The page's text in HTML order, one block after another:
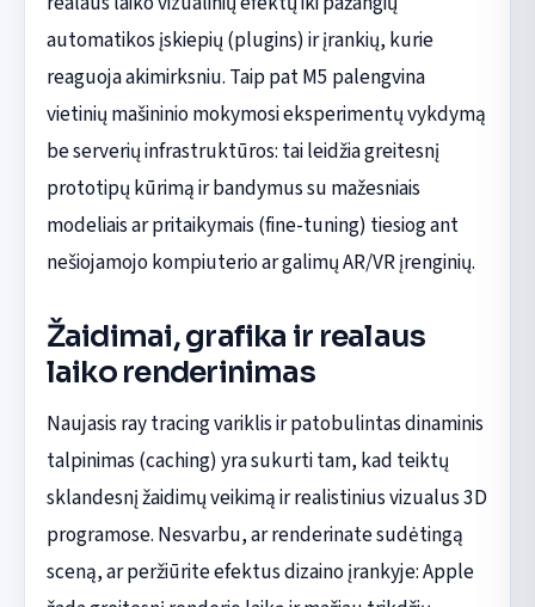
automatikos įskiepių (plugins) ir įrankių, kurie
reaguoja akimirksniu. Taip pat M5 palengvina
vietinių mašininio mokymosi eksperimentų vykdymą
be serverių infrastruktūros: tai leidžia greitesnį
prototipų kūrimą ir bandymus su mažesniais
modeliais ar pritaikymais (fine-tuning) tiesiog ant
nešiojamojo kompiuterio ar galimų AR/VR įrenginių.
Žaidimai, grafika ir realaus
laiko renderinimas
Naujasis ray tracing variklis ir patobulintas dinaminis
talpinimas (caching) yra sukurti tam, kad teiktų
sklandesnį žaidimų veikimą ir realistinius vizualus 3D
programose. Nesvarbu, ar renderinate sudėtingą
sceną, ar peržiūrite efektus dizaino įrankyje: Apple